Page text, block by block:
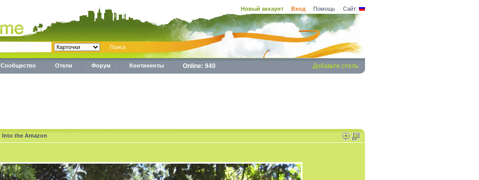
Новый аккаунт Вход Помощь Сайт:
Сообщество Отели Форум Континенты Online: 940 Добавьте отель
Into the Amazon